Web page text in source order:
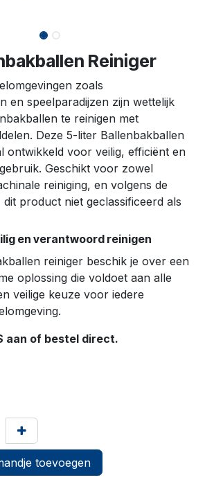
Reiniger
zoals
en speelparadijzen zijn wettelijk
te reinigen met
Deze 5-liter Ballenbakballen
ontwikkeld voor veilig, efficiënt en
Geschikt voor zowel
reiniging, en volgens de
dit product niet geclassificeerd als
en verantwoord reinigen
reiniger beschik je over een
oplossing die voldoet aan alle
veilige keuze voor iedere
aan of bestel direct.
toevoegen